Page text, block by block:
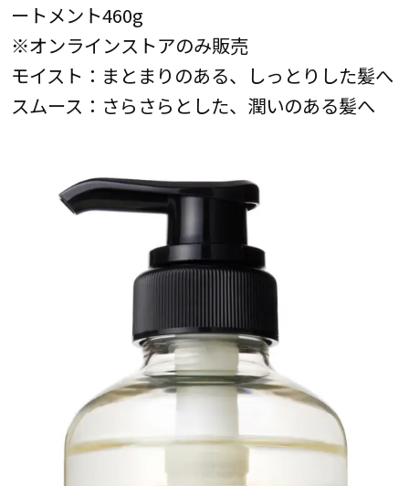
ートメント460g
※オンラインストアのみ販売
モイスト：まとまりのある、しっとりした髪へ
スムース：さらさらとした、潤いのある髪へ